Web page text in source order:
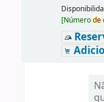
Disponibilida
[Númerode